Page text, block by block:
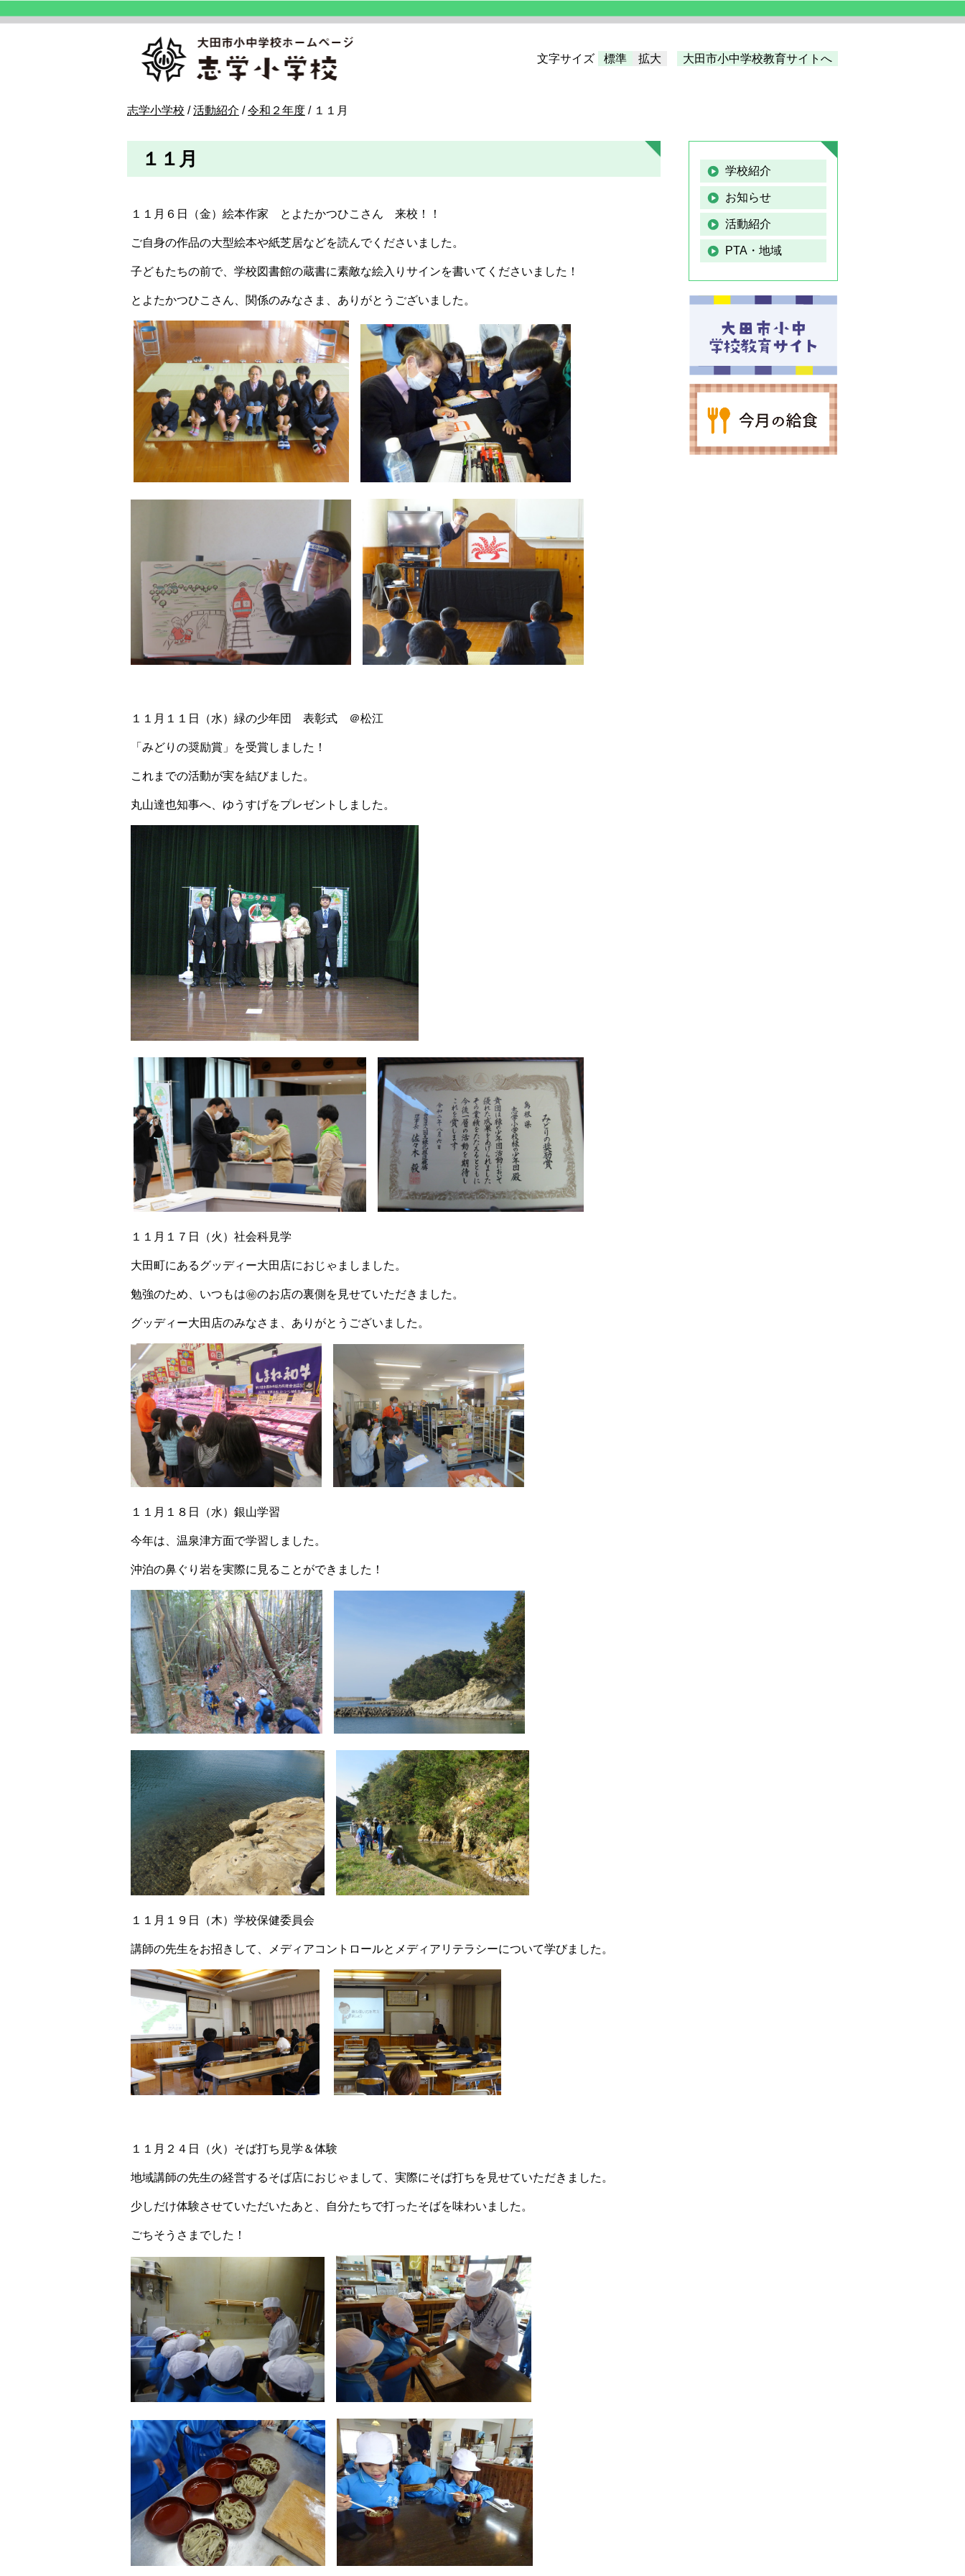
文字サイズ 標準 拡大 大田市小中学校教育サイトへ
現
の
置：
志学小学校 /活動紹介 /令和２年度 / １１月
１１月
１１月６日（金）絵本作家 とよたかつひこさん 来校！！
ご自身の作品の大型絵本や紙芝居などを読んでくださいました。
子どもたちの前で、学校図書館の蔵書に素敵な絵入りサインを書いてくださいました！
とよたかつひこさん、関係のみなさま、ありがとうございました。
１１月１１日（水）緑の少年団 表彰式 ＠松江
「みどりの奨励賞」を受賞しました！
これまでの活動が実を結びました。
丸山達也知事へ、ゆうすげをプレゼントしました。
１１月１７日（火）社会科見学
大田町にあるグッディー大田店におじゃましました。
勉強のため、いつもは㊙のお店の裏側を見せていただきました。
グッディー大田店のみなさま、ありがとうございました。
１１月１８日（水）銀山学習
今年は、温泉津方面で学習しました。
沖泊の鼻ぐり岩を実際に見ることができました！
１１月１９日（木）学校保健委員会
講師の先生をお招きして、メディアコントロールとメディアリテラシーについて学びました。
１１月２４日（火）そば打ち見学＆体験
地域講師の先生の経営するそば店におじゃまして、実際にそば打ちを見せていただきました。
少しだけ体験させていただいたあと、自分たちで打ったそばを味わいました。
ごちそうさまでした！
学校紹介
お知らせ
活動紹介
PTA・地域